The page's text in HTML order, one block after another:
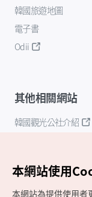
韓國旅遊地圖
電子書
Odii
其他相關網站
韓國觀光公社介紹
本網站使用
本網站為提供使用者